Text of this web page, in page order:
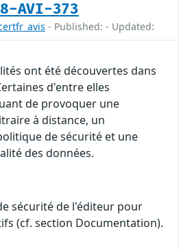
AVI-373
- Published: - Updated:
ont été découvertes dans
d'entre elles
de provoquer une
à distance, un
de sécurité et une
des données.
sécurité de l'éditeur pour
(cf. section Documentation).